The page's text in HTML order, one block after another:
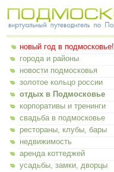
новый год в подмосковье!
города и районы
новости подмосковья
золотое кольцо россии
отдых в Подмосковье
корпоративы и тренинги
свадьба в подмосковье
рестораны, клубы, бары
недвижимость
аренда коттеджей
усадьбы, замки, дворцы